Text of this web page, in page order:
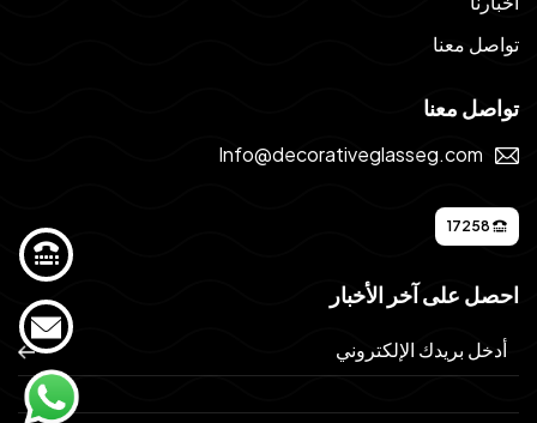
تواصل معنا
تواصل معنا
Info@decorativeglasseg.com
احصل على آخر الأخبار